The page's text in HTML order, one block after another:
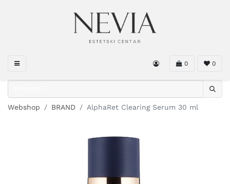
0 0
Webshop BRAND AlphaRet Clearing Serum 30 ml